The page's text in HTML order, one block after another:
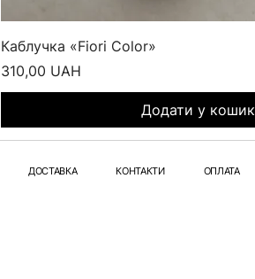
Каблучка «Fiori Color»
Ціна
310,00 UAH
Додати у кошик
ДОСТАВКА КОНТАКТИ ОПЛАТА